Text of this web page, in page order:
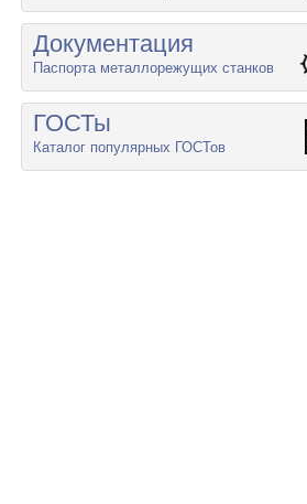
Документация
Паспорта металлорежущих станков
ГОСТы
Каталог популярных ГОСТов